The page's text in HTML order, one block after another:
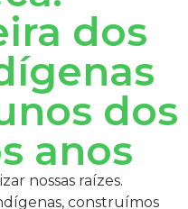
dos
dos
anos
nossas raízes.
construímos